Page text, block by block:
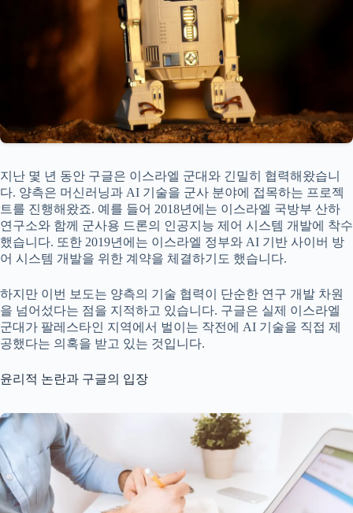
지난 몇 년 동안 구글은 이스라엘 군대와 긴밀히 협력해왔습니
다. 양측은 머신러닝과 AI 기술을 군사 분야에 접목하는 프로젝
트를 진행해왔죠. 예를 들어 2018년에는 이스라엘 국방부 산하
연구소와 함께 군사용 드론의 인공지능 제어 시스템 개발에 착수
했습니다. 또한 2019년에는 이스라엘 정부와 AI 기반 사이버 방
어 시스템 개발을 위한 계약을 체결하기도 했습니다.
하지만 이번 보도는 양측의 기술 협력이 단순한 연구 개발 차원
을 넘어섰다는 점을 지적하고 있습니다. 구글은 실제 이스라엘
군대가 팔레스타인 지역에서 벌이는 작전에 AI 기술을 직접 제
공했다는 의혹을 받고 있는 것입니다.
윤리적 논란과 구글의 입장